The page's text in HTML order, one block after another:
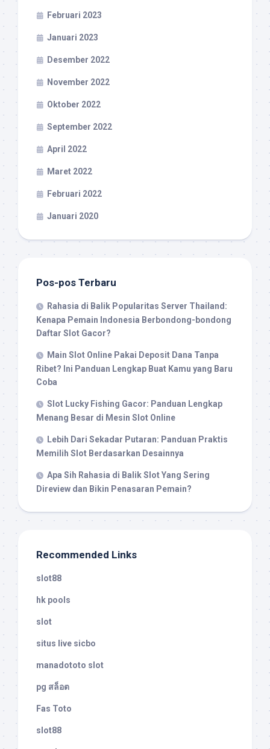
Februari 2023
Januari 2023
Desember 2022
November 2022
Oktober 2022
September 2022
April 2022
Maret 2022
Februari 2022
Januari 2020
Pos-pos Terbaru
Rahasia di Balik Popularitas Server Thailand:
Kenapa Pemain Indonesia Berbondong-bondong
Daftar Slot Gacor?
Main Slot Online Pakai Deposit Dana Tanpa
Ribet? Ini Panduan Lengkap Buat Kamu yang Baru
Coba
Slot Lucky Fishing Gacor: Panduan Lengkap
Menang Besar di Mesin Slot Online
Lebih Dari Sekadar Putaran: Panduan Praktis
Memilih Slot Berdasarkan Desainnya
Apa Sih Rahasia di Balik Slot Yang Sering
Direview dan Bikin Penasaran Pemain?
Recommended Links
slot88
hk pools
slot
situs live sicbo
manadototo slot
pg สล็อต
Fas Toto
slot88